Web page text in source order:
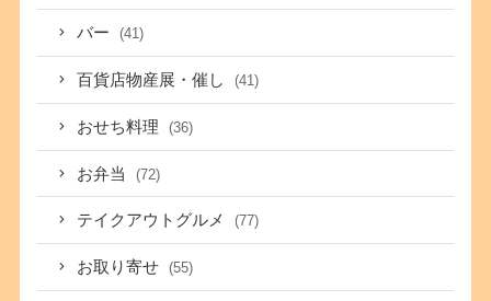
バー (41)
百貨店物産展・催し (41)
おせち料理 (36)
お弁当 (72)
テイクアウトグルメ (77)
お取り寄せ (55)